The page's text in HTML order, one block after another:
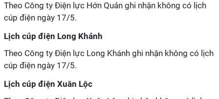
Theo Công ty Điện lực Hớn Quản ghi nhận không có lịch
cúp điện ngày 17/5.
Lịch cúp điện Long Khánh
Theo Công ty Điện lực Long Khánh ghi nhận không có lịch
cúp điện ngày 17/5.
Lịch cúp điện Xuân Lộc